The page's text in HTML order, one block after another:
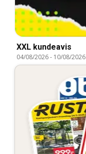
XXL kundeavis
04/08/2026- 10/08/2026